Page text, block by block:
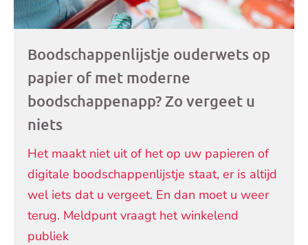
Boodschappenlijstje ouderwets op
papier of met moderne
boodschappenapp? Zo vergeet u
niets
Het maakt niet uit of het op uw papieren of
digitale boodschappenlijstje staat, er is altijd
wel iets dat u vergeet. En dan moet u weer
terug. Meldpunt vraagt het winkelend
publiek